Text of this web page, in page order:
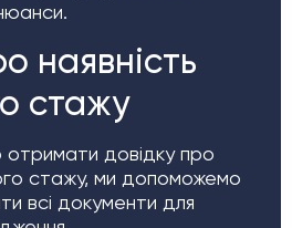
наявність
стажу
довідку про
стажу, ми допоможемо
всі документи для